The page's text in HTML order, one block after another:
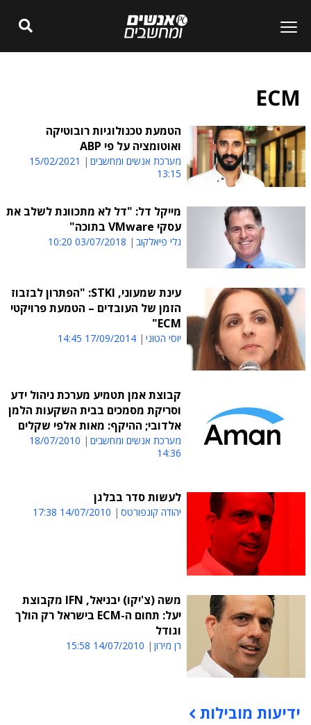
ECM
הטמעת טכנולוגיות רובוטיקה
ואוטומציה על פי ABP
מערכת אנשים ומחשבים
15/02/2021
13:15
מייקל דל: "דל לא מתכוונת לשלב את
עסקי VMware בתוכה"
גלי פיאלקוב 03/07/2018 10:20
עינת שמעוני, STKI: "הפתרון לבזבוז
הזמן של העובדים – הטמעת פרויקטי
ECM"
יוסי הטוני 17/09/2014 14:45
קבוצת אמן תטמיע מערכת ניהול ידע
וסריקת מסמכים בבית השקעות הלמן
אלדובי; ההיקף: מאות אלפי שקלים
מערכת אנשים ומחשבים
18/07/2010
14:36
לעשות סדר בבלגן
יהודה קונפורטס 14/07/2010 17:38
משה (צ'יקו) יבניאל, IFN מקבוצת
יעל: תחום ה-ECM בישראל רק הולך
וגודל
רן מירון 14/07/2010 15:58
תוכן פרסומי
ידיעות מובילות